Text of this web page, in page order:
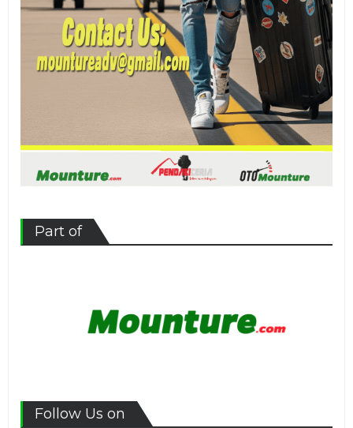
Part of
Follow Us on